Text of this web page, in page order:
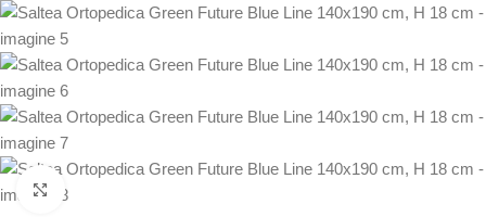
Faceți click pentru a mări